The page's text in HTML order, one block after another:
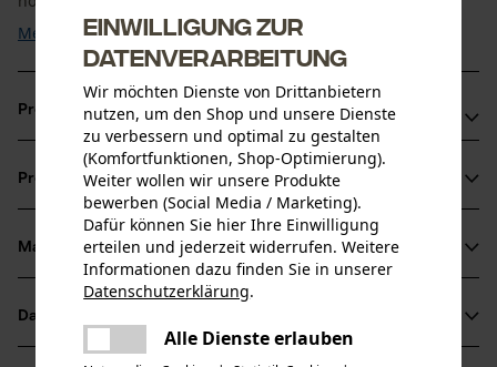
Mehr anzeigen
Produktvorteile
Brust- und Rückenkoller sowie Ärmel in Signalfarbe
Forstjacke mit bewährtem Schnitt
Wasser- und schmutzabweisend
Produktinformationen
Produktdetails
Ärmeltyp
Langarm
Material & Pflege
Material
Datenblätter
Produktsicherheitsdatenblatt (PDF)
Einwilligung zur
Datenverarbeitung
Wir möchten Dienste von Drittanbietern
nutzen, um den Shop und unsere Dienste
zu verbessern und optimal zu gestalten
(Komfortfunktionen, Shop-Optimierung).
Weiter wollen wir unsere Produkte
bewerben (Social Media / Marketing).
Dafür können Sie hier Ihre Einwilligung
erteilen und jederzeit widerrufen. Weitere
Informationen dazu finden Sie in unserer
Datenschutzerklärung.
Alle Dienste erlauben
Es ist ein Fehler aufgetreten. Bitte
versuchen Sie es erneut.